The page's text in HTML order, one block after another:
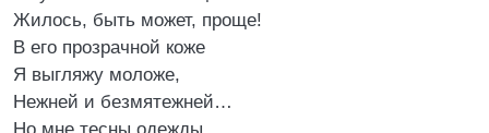
Жилось, быть может, проще!
В его прозрачной коже
Я выгляжу моложе,
Нежней и безмятежней…